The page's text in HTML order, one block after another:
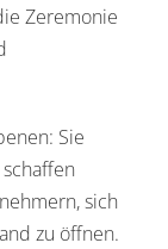
Zeremonie
Sie
sich
zu öffnen.